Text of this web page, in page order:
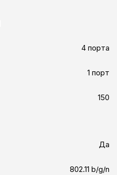
4 порта
1 порт
150
Да
802.11 b/g/n